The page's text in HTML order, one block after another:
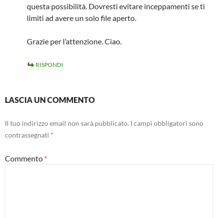
questa possibilità. Dovresti evitare inceppamenti se ti
limiti ad avere un solo file aperto.
Grazie per l’attenzione. Ciao.
RISPONDI
LASCIA UN COMMENTO
Il tuo indirizzo email non sarà pubblicato. I campi obbligatori sono
contrassegnati *
Commento *